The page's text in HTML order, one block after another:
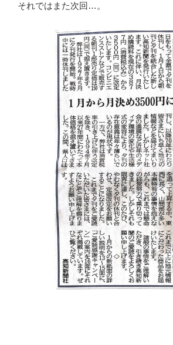
それではまた次回…。